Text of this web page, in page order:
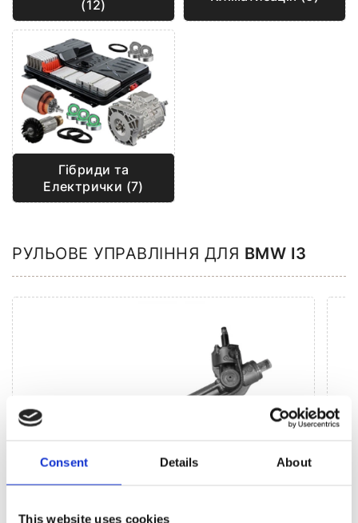
Consent Details About
This website uses cookies
(12)
Гібриди та
Електрички (7)
РУЛЬОВЕ УПРАВЛІННЯ ДЛЯ BMW I3